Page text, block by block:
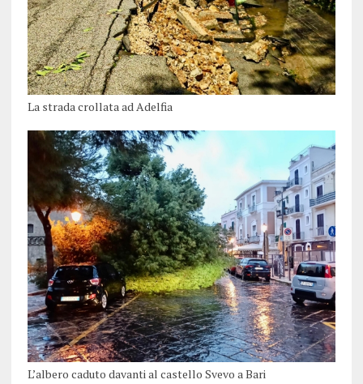
La strada crollata ad Adelfia
L’albero caduto davanti al castello Svevo a Bari